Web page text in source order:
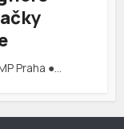
Praha ●…